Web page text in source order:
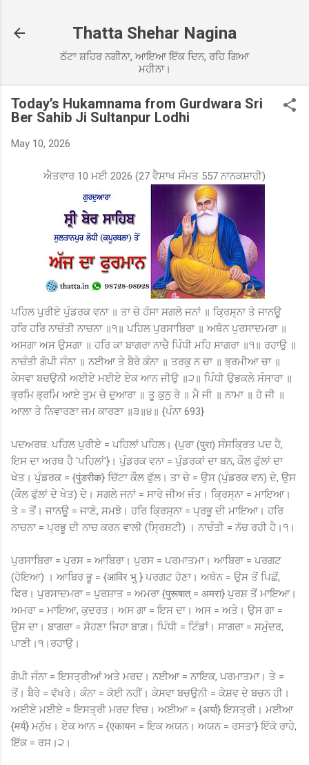
Thatta Shehar Nagina
ਠੱਟਾ ਸ਼ਹਿਰ ਨਗੀਨਾ, ਆਇਆ ਇੱਕ ਦਿਨ, ਰਹਿ ਗਿਆ
ਮਹੀਨਾ।
Today’s Hukamnama from Gurdwara Sri
Ber Sahib Ji Sultanpur Lodhi
May 10, 2026
ਐਤਵਾਰ 10 ਮਈ 2026 (27 ਵੈਸਾਖ ਸੰਮਤ 557 ਨਾਨਕਸ਼ਾਹੀ)
ਪਹਿਲ ਪੁਰੀਏ ਪੁੰਡਰਕ ਵਨਾ ॥ ਤਾ ਚੇ ਹੰਸਾ ਸਗਲੇ ਜਨਾਂ ॥ ਕ੍ਰਿਸ੍ਨਾ ਤੇ ਜਾਨਊ
ਹਰਿ ਹਰਿ ਨਾਚੰਤੀ ਨਾਚਨਾ ॥੧॥ ਪਹਿਲ ਪੁਰਸਾਬਿਰਾ ॥ ਅਥੋਨ ਪੁਰਸਾਦਮਰਾ ॥
ਅਸਗਾ ਅਸ ਉਸਗਾ ॥ ਹਰਿ ਕਾ ਬਾਗਰਾ ਨਾਚੈ ਪਿੰਧੀ ਮਹਿ ਸਾਗਰਾ ॥੧॥ ਰਹਾਉ ॥
ਨਾਚੰਤੀ ਗੋਪੀ ਜੰਨਾ ॥ ਨਈਆ ਤੇ ਬੈਰੇ ਕੰਨਾ ॥ ਤਰਕੁ ਨ ਚਾ ॥ ਭ੍ਰਮੀਆ ਚਾ ॥
ਕੇਸਵਾ ਬਚਉਨੀ ਅਈਏ ਮਈਏ ਏਕ ਆਨ ਜੀਉ ॥੨॥ ਪਿੰਧੀ ਉਭਕਲੇ ਸੰਸਾਰਾ ॥
ਭ੍ਰਮਿ ਭ੍ਰਮਿ ਆਏ ਤੁਮ ਚੇ ਦੁਆਰਾ ॥ ਤੂ ਕੁਨੁ ਰੇ ॥ ਮੈ ਜੀ ॥ ਨਾਮਾ ॥ ਹੋ ਜੀ ॥
ਆਲਾ ਤੇ ਨਿਵਾਰਣਾ ਜਮ ਕਾਰਣਾ ॥੩॥੪॥ {ਪੰਨਾ 693}
ਪਦਅਰਥ: ਪਹਿਲ ਪੁਰੀਏ = ਪਹਿਲਾਂ ਪਹਿਲ। {ਪੁਰਾ (पुरा) ਸੰਸਕ੍ਰਿਤ ਪਦ ਹੈ,
ਇਸ ਦਾ ਅਰਥ ਹੈ 'ਪਹਿਲਾਂ'}। ਪੁੰਡਰਕ ਵਨਾ = ਪੁੰਡਰਕਾਂ ਦਾ ਬਨ, ਕੌਲ ਫੁੱਲਾਂ ਦਾ
ਖੇਤ। ਪੁੰਡਰਕ = {पुंडरीक} ਚਿੱਟਾ ਕੌਲ ਫੁੱਲ। ਤਾ ਚੇ = ਉਸ (ਪੁੰਡਰਕ ਵਨ) ਦੇ, ਉਸ
(ਕੌਲ ਫੁੱਲਾਂ ਦੇ ਖੇਤ) ਦੇ। ਸਗਲੇ ਜਨਾਂ = ਸਾਰੇ ਜੀਅ ਜੰਤ। ਕ੍ਰਿਸ੍ਨਾ = ਮਾਇਆ।
ਤੇ = ਤੋਂ। ਜਾਨਊ = ਜਾਣੋ, ਸਮਝੋ। ਹਰਿ ਕ੍ਰਿਸ੍ਨਾ = ਪ੍ਰਭੂ ਦੀ ਮਾਇਆ। ਹਰਿ
ਨਾਚਨਾ = ਪ੍ਰਭੂ ਦੀ ਨਾਚ ਕਰਨ ਵਾਲੀ (ਸ੍ਰਿਸ਼ਟੀ) । ਨਾਚੰਤੀ = ਨੱਚ ਰਹੀ ਹੈ।੧।
ਪੁਰਸਾਬਿਰਾ = ਪੁਰਸ = ਆਬਿਰਾ। ਪੁਰਸ = ਪਰਮਾਤਮਾ। ਆਬਿਰਾ = ਪਰਗਟ
(ਹੋਇਆ) । ਆਬਿਰ ਭੂ = {आविर भु } ਪਰਗਟ ਹੋਣਾ। ਅਥੋਨ = ਉਸ ਤੋਂ ਪਿਛੋਂ,
ਫਿਰ। ਪੁਰਸਾਦਮਰਾ = ਪੁਰਸ਼ਾਤ = ਅਮਰਾ {पुरूषात् = अमरा} ਪੁਰਸ਼ ਤੋਂ ਮਾਇਆ।
ਅਮਰਾ = ਮਾਇਆ, ਕੁਦਰਤ। ਅਸ ਗਾ = ਇਸ ਦਾ। ਅਸ = ਅਤੇ। ਉਸ ਗਾ =
ਉਸ ਦਾ। ਬਾਗਰਾ = ਸੋਹਣਾ ਜਿਹਾ ਬਾਗ਼। ਪਿੰਧੀ = ਟਿੰਡਾਂ। ਸਾਗਰਾ = ਸਮੁੰਦਰ,
ਪਾਣੀ।੧।ਰਹਾਉ।
ਗੋਪੀ ਜੰਨਾ = ਇਸਤ੍ਰੀਆਂ ਅਤੇ ਮਰਦ। ਨਈਆ = ਨਾਇਕ, ਪਰਮਾਤਮਾ। ਤੇ =
ਤੋਂ। ਬੈਰੇ = ਵੱਖਰੇ। ਕੰਨਾ = ਕੋਈ ਨਹੀਂ। ਕੇਸਵਾ ਬਚਉਨੀ = ਕੇਸ਼ਵ ਦੇ ਬਚਨ ਹੀ।
ਅਈਏ ਮਈਏ = ਇਸਤ੍ਰੀ ਮਰਦ ਵਿਚ। ਅਈਆ = {अर्या} ਇਸਤ੍ਰੀ। ਮਈਆ
{मर्य} ਮਨੁੱਖ। ਏਕ ਆਨ = {एकायन = ਇਕ ਅਯਨ। ਅਯਨ = ਰਸਤਾ} ਇੱਕੋ ਰਾਹੇ,
ਇੱਕ = ਰਸ।੨।